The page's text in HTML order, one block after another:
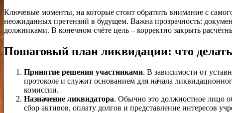
Ключевые моменты, на которые стоит обратить внимание с
неожиданных претензий в будущем. Важна прозрачность:
должниками. В конечном счёте цель – корректно закрыть
Пошаговый план ликвидации: что
Принятие решения участниками. В зависимости от
протоколе и служит основанием для начала
комиссии.
Назначение ликвидатора. Обычно это должностное лицо
сбор активов, оплату долгов и представление интересов